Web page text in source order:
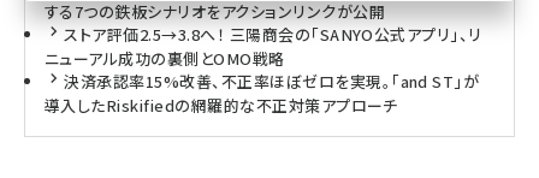
する7つの鉄板シナリオをアクションリンクが公開
ストア評価2.5→3.8へ！ 三陽商会の「SANYO公式アプリ」、リ
ニューアル成功の裏側とOMO戦略
決済承認率15%改善、不正率ほぼゼロを実現。「and ST」が
導入したRiskifiedの網羅的な不正対策アプローチ
参加登録はこちら↑